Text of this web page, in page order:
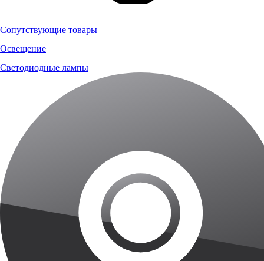
Сопутствующие товары
Освещение
Светодиодные лампы